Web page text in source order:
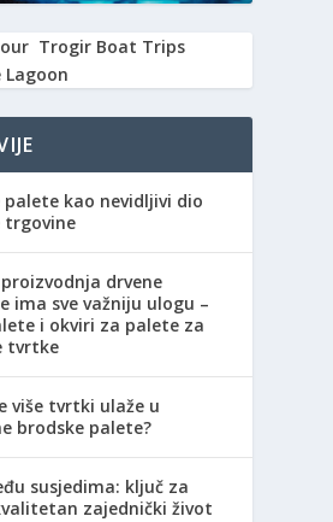
Trogir Boat Trips
Lagoon
palete kao nevidljivi dio
trgovine
drvene
ima sve važniju ulogu –
i okviri za palete za
tvrtke
više tvrtki ulaže u
brodske palete?
susjedima: ključ za
zajednički život